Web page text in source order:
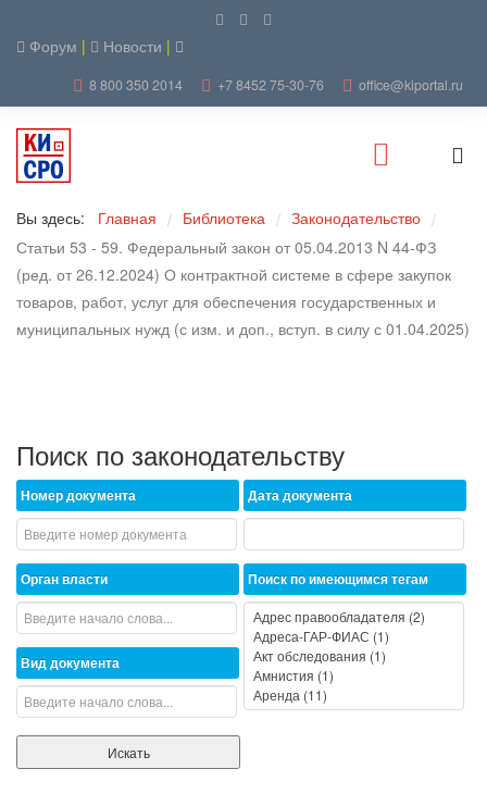
Форум | Новости |
8 800 350 2014 +7 8452 75-30-76 office@kiportal.ru
Вы здесь: Главная / Библиотека / Законодательство /
Статьи 53 - 59. Федеральный закон от 05.04.2013 N 44-ФЗ
(ред. от 26.12.2024) О контрактной системе в сфере закупок
товаров, работ, услуг для обеспечения государственных и
муниципальных нужд (с изм. и доп., вступ. в силу с 01.04.2025)
Поиск по законодательству
Номер документа
Орган власти
Вид документа
Дата документа
Поиск по имеющимся тегам